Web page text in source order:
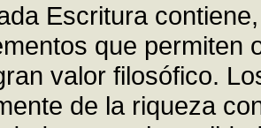
Escritura
que permiten
valor filosófico.
de la riqueza